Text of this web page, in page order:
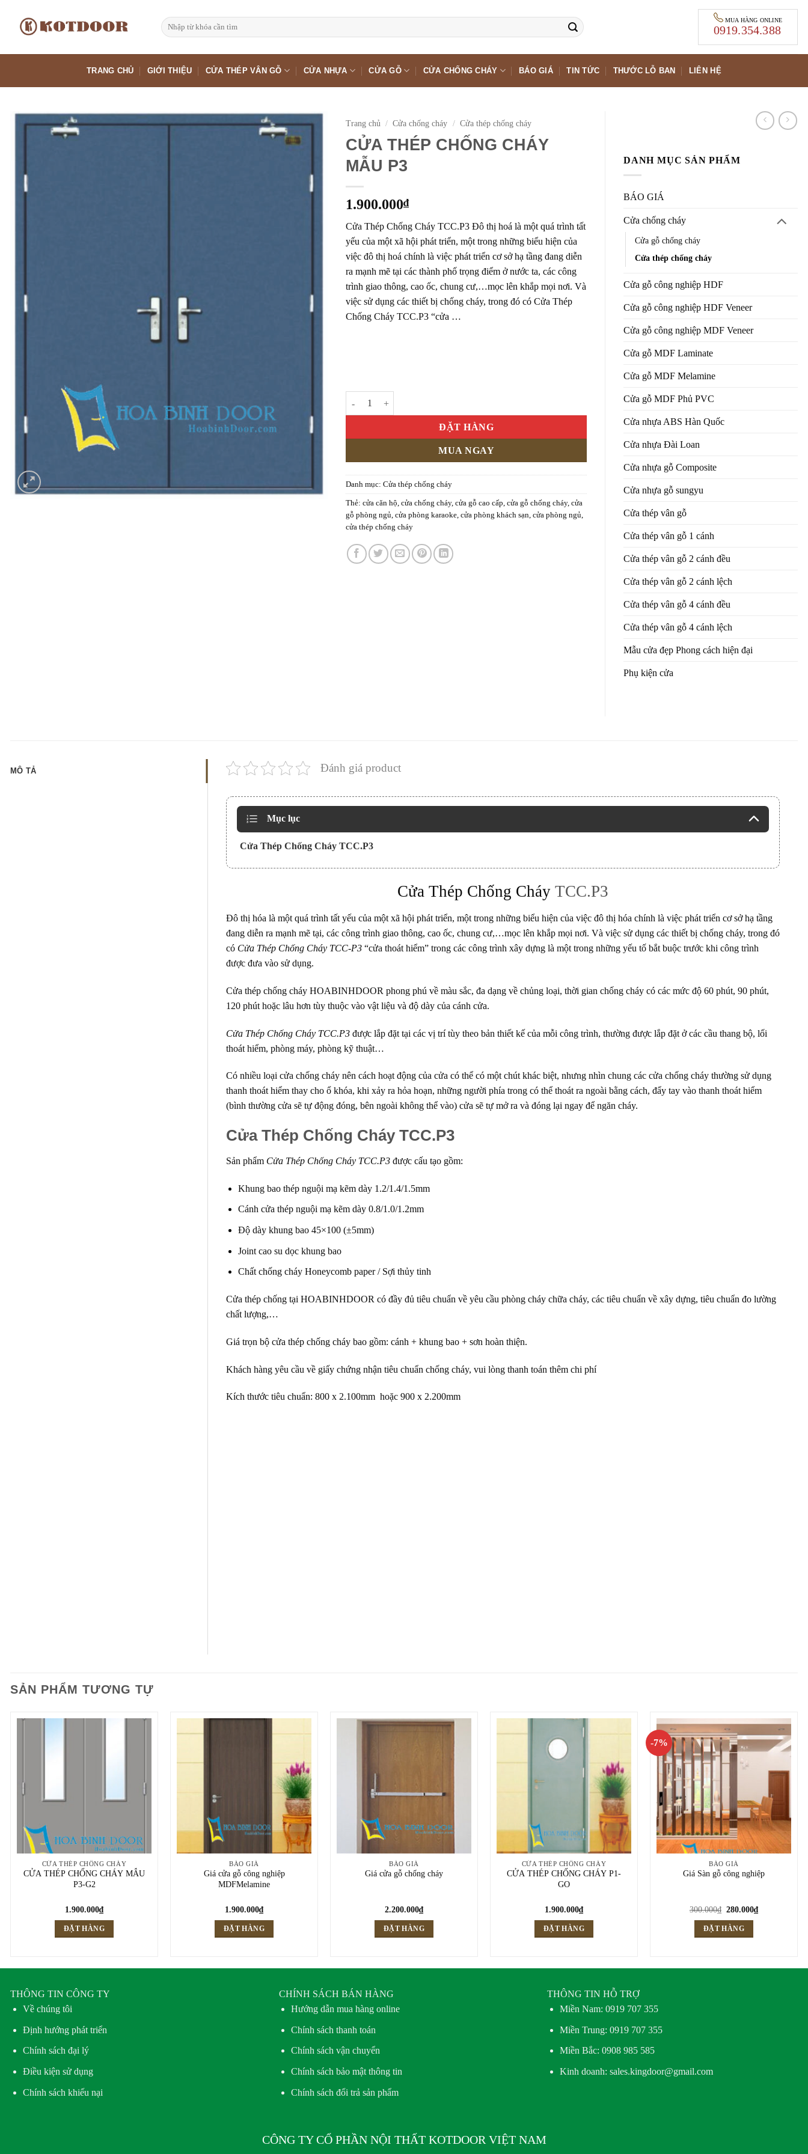
dung
Tìm
kiếm:
MUA HÀNG ONLINE
0919.354.388
TRANG CHỦ GIỚI THIỆU CỬA THÉP VÂN GỖ CỬA NHỰA CỬA GỖ CỬA CHỐNG CHÁY BÁO GIÁ TIN TỨC THƯỚC LỖ BAN LIÊN HỆ
Trang chủ / Cửa chống cháy / Cửa thép chống cháy
CỬA THÉP CHỐNG CHÁY
MẪU P3
1.900.000₫
Cửa Thép Chống Cháy TCC.P3 Đô thị hoá là một quá trình tất
yếu của một xã hội phát triển, một trong những biểu hiện của
việc đô thị hoá chính là việc phát triển cơ sở hạ tầng đang diễn
ra mạnh mẽ tại các thành phố trọng điểm ở nước ta, các công
trình giao thông, cao ốc, chung cư,…mọc lên khắp mọi nơi. Và
việc sử dụng các thiết bị chống cháy, trong đó có Cửa Thép
Chống Cháy TCC.P3 “cửa …
ĐẶT HÀNG
MUA NGAY
Danh mục:Cửa thép chống cháy
Thẻ:cửa căn hộ,cửa chống cháy,cửa gỗ cao cấp,cửa gỗ chống cháy,cửa
gỗ phòng ngủ,cửa phòng karaoke,cửa phòng khách sạn,cửa phòng ngủ,
cửa thép chống cháy
DANH MỤC SẢN PHẨM
BÁO GIÁ
Cửa chống cháy
Cửa gỗ chống cháy
Cửa thép chống cháy
Cửa gỗ công nghiệp HDF
Cửa gỗ công nghiệp HDF Veneer
Cửa gỗ công nghiệp MDF Veneer
Cửa gỗ MDF Laminate
Cửa gỗ MDF Melamine
Cửa gỗ MDF Phủ PVC
Cửa nhựa ABS Hàn Quốc
Cửa nhựa Đài Loan
Cửa nhựa gỗ Composite
Cửa nhựa gỗ sungyu
Cửa thép vân gỗ
Cửa thép vân gỗ 1 cánh
Cửa thép vân gỗ 2 cánh đều
Cửa thép vân gỗ 2 cánh lệch
Cửa thép vân gỗ 4 cánh đều
Cửa thép vân gỗ 4 cánh lệch
Mẫu cửa đẹp Phong cách hiện đại
Phụ kiện cửa
MÔ TẢ Đánh giá product
Mục lục
Cửa Thép Chống Cháy TCC.P3
Cửa Thép Chống CháyTCC.P3
Đô thị hóa là một quá trình tất yếu của một xã hội phát triển, một trong những biểu hiện của việc đô thị hóa chính là việc phát triển cơ sở hạ tầng
đang diễn ra mạnh mẽ tại, các công trình giao thông, cao ốc, chung cư,…mọc lên khắp mọi nơi. Và việc sử dụng các thiết bị chống cháy, trong đó
có Cửa Thép Chống Cháy TCC-P3“cửa thoát hiểm” trong các công trình xây dựng là một trong những yếu tố bắt buộc trước khi công trình
được đưa vào sử dụng.
Cửa thép chống cháy HOABINHDOOR phong phú về màu sắc, đa dạng về chủng loại, thời gian chống cháy có các mức độ 60 phút, 90 phút,
120 phút hoặc lâu hơn tùy thuộc vào vật liệu và độ dày của cánh cửa.
Cửa Thép Chống Cháy TCC.P3được lắp đặt tại các vị trí tùy theo bản thiết kế của mỗi công trình, thường được lắp đặt ở các cầu thang bộ, lối
thoát hiểm, phòng máy, phòng kỹ thuật…
Có nhiều loại cửa chống cháy nên cách hoạt động của cửa có thể có một chút khác biệt, nhưng nhìn chung các cửa chống cháy thường sử dụng
thanh thoát hiểm thay cho ổ khóa, khi xảy ra hỏa hoạn, những người phía trong có thể thoát ra ngoài bằng cách, đẩy tay vào thanh thoát hiểm
(bình thường cửa sẽ tự động đóng, bên ngoài không thể vào) cửa sẽ tự mở ra và đóng lại ngay để ngăn cháy.
Cửa Thép Chống Cháy TCC.P3
Sản phẩm Cửa Thép Chống Cháy TCC.P3được cấu tạo gồm:
Khung bao thép nguội mạ kẽm dày 1.2/1.4/1.5mm
Cánh cửa thép nguội mạ kẽm dày 0.8/1.0/1.2mm
Độ dày khung bao 45×100 (±5mm)
Joint cao su dọc khung bao
Chất chống cháy Honeycomb paper / Sợi thủy tinh
Cửa thép chống tại HOABINHDOOR có đầy đủ tiêu chuẩn về yêu cầu phòng cháy chữa cháy, các tiêu chuẩn về xây dựng, tiêu chuẩn đo lường
chất lượng,…
Giá trọn bộ cửa thép chống cháy bao gồm: cánh + khung bao + sơn hoàn thiện.
Khách hàng yêu cầu về giấy chứng nhận tiêu chuẩn chống cháy, vui lòng thanh toán thêm chi phí
Kích thước tiêu chuẩn: 800 x 2.100mm hoặc 900 x 2.200mm
SẢN PHẨM TƯƠNG TỰ
CỬA THÉP CHỐNG CHÁY
CỬA THÉP CHỐNG CHÁY MẪU
P3-G2
1.900.000₫
ĐẶT HÀNG
BÁO GIÁ
Giá cửa gỗ công nghiệp
MDFMelamine
1.900.000₫
ĐẶT HÀNG
BÁO GIÁ
Giá cửa gỗ chống cháy
2.200.000₫
ĐẶT HÀNG
CỬA THÉP CHỐNG CHÁY
CỬA THÉP CHỐNG CHÁY P1-
GO
1.900.000₫
ĐẶT HÀNG
-7%
BÁO GIÁ
Giá Sàn gỗ công nghiệp
300.000₫ Giá
là:
300.000₫.
280.000₫Giá
ĐẶT HÀNG
THÔNG TIN CÔNG TY
Về chúng tôi
Định hướng phát triển
Chính sách đại lý
Điều kiện sử dụng
Chính sách khiếu nại
CHÍNH SÁCH BÁN HÀNG
Hướng dẫn mua hàng online
Chính sách thanh toán
Chính sách vận chuyển
Chính sách bảo mật thông tin
Chính sách đổi trả sản phẩm
THÔNG TIN HỖ TRỢ
Miền Nam:0919 707 355
Miền Trung:0919 707 355
Miền Bắc:0908 985 585
Kinh doanh: sales.kingdoor@gmail.com
CÔNG TY CỔ PHẦN NỘI THẤT KOTDOOR VIỆT NAM